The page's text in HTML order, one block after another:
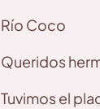
Río Coco
Queridos
Tuvimos el